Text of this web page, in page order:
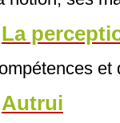
La
et
Autrui